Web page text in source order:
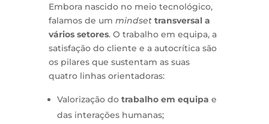
Embora nascido no meio tecnológico,
falamos de um mindset transversal a
vários setores. O trabalho em equipa, a
satisfação do cliente e a autocrítica são
os pilares que sustentam as suas
quatro linhas orientadoras:
Valorização do trabalho em equipa e
das interações humanas;